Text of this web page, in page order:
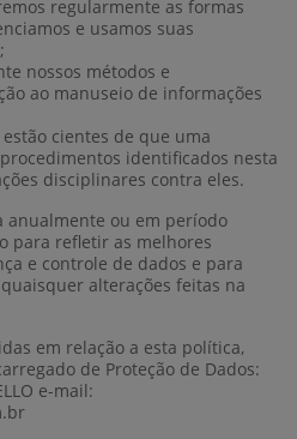
regularmente as formas
e usamos suas
nossos métodos e
ao manuseio de informações
cientes de que uma
identificados nesta
disciplinares contra eles.
anualmente ou em período
para refletir as melhores
e controle de dados e para
alterações feitas na
em relação a esta política,
de Proteção de Dados:
e-mail: